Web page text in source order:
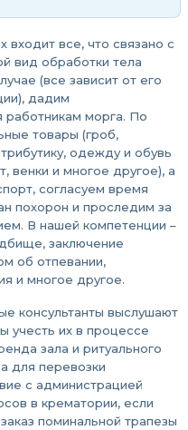
входит все, что связано с
вид обработки тела
(все зависит от его
дадим
морга. По
товары (гроб,
одежду и обувь
венки и многое другое), а
согласуем время
похорон и проследим за
В нашей компетенции –
заключение
об отпевании,
и многое другое.
консультанты выслушают
учесть их в процессе
зала и ритуального
для перевозки
с администрацией
в крематории, если
поминальной трапезы